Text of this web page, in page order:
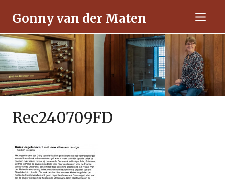
naar
de
inhoud
Gonny van der Maten Menu
Rec240709FD